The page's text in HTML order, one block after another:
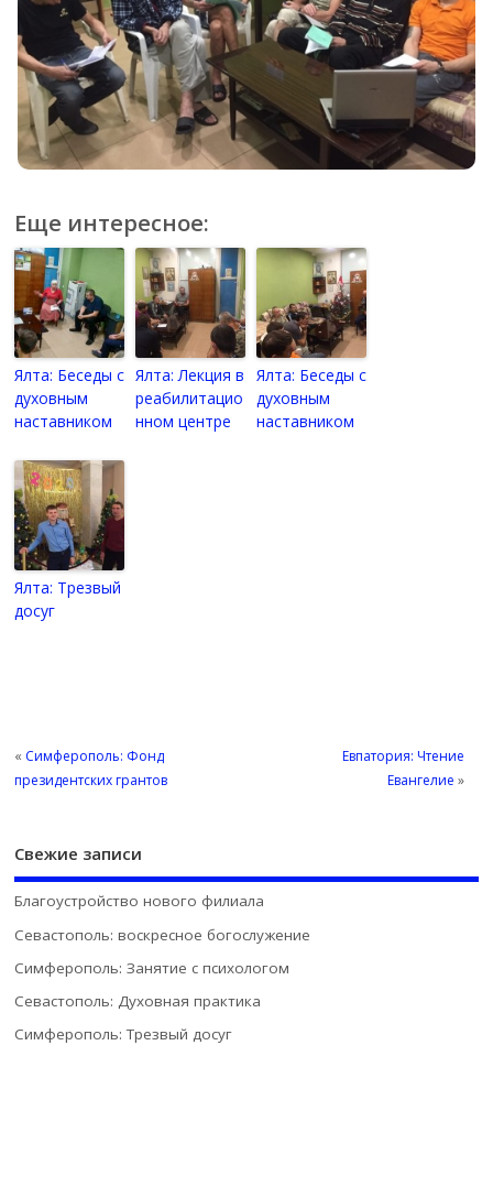
Еще интересное:
Ялта: Беседы с
духовным
наставником
Ялта: Лекция в
реабилитацио
нном центре
Ялта: Беседы с
духовным
наставником
Ялта: Трезвый
досуг
« Симферополь: Фонд
президентских грантов
Евпатория: Чтение
Евангелие »
Свежие записи
Благоустройство нового филиала
Севастополь: воскресное богослужение
Симферополь: Занятие с психологом
Севастополь: Духовная практика
Симферополь: Трезвый досуг